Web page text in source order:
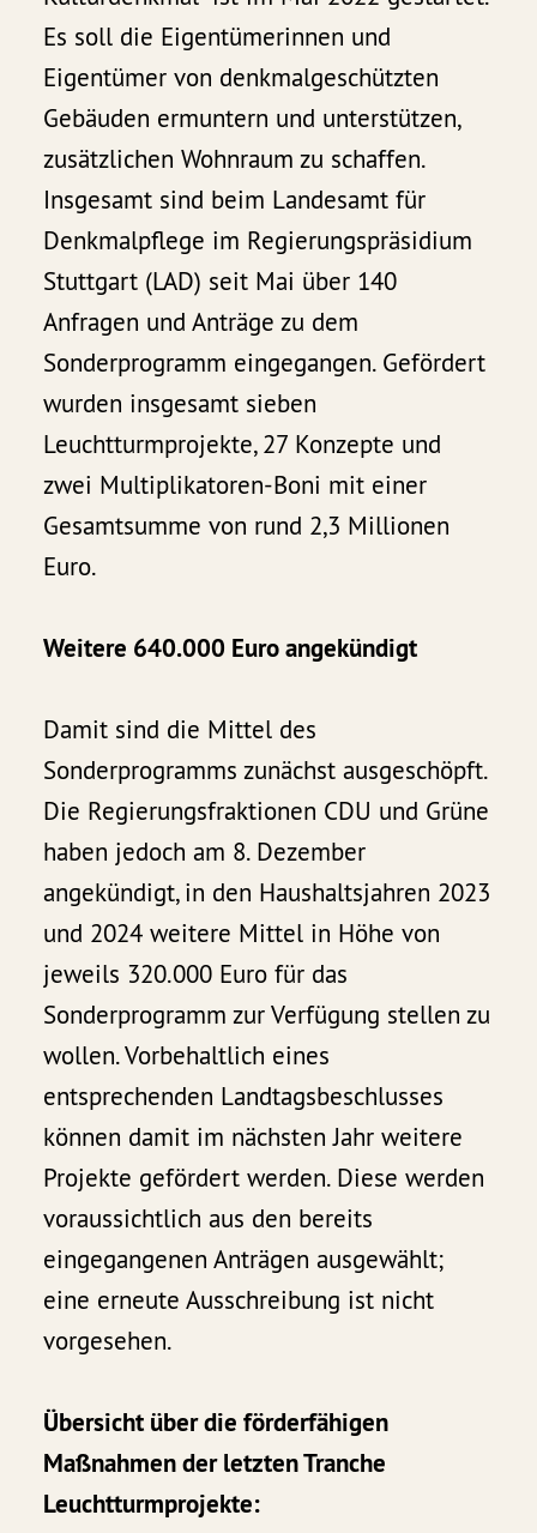
Es soll die Eigentümerinnen und
Eigentümer von denkmalgeschützten
Gebäuden ermuntern und unterstützen,
zusätzlichen Wohnraum zu schaffen.
Insgesamt sind beim Landesamt für
Denkmalpflege im Regierungspräsidium
Stuttgart (LAD) seit Mai über 140
Anfragen und Anträge zu dem
Sonderprogramm eingegangen. Gefördert
wurden insgesamt sieben
Leuchtturmprojekte, 27 Konzepte und
zwei Multiplikatoren-Boni mit einer
Gesamtsumme von rund 2,3 Millionen
Euro.
Weitere 640.000 Euro angekündigt
Damit sind die Mittel des
Sonderprogramms zunächst ausgeschöpft.
Die Regierungsfraktionen CDU und Grüne
haben jedoch am 8. Dezember
angekündigt, in den Haushaltsjahren 2023
und 2024 weitere Mittel in Höhe von
jeweils 320.000 Euro für das
Sonderprogramm zur Verfügung stellen zu
wollen. Vorbehaltlich eines
entsprechenden Landtagsbeschlusses
können damit im nächsten Jahr weitere
Projekte gefördert werden. Diese werden
voraussichtlich aus den bereits
eingegangenen Anträgen ausgewählt;
eine erneute Ausschreibung ist nicht
vorgesehen.
Übersicht über die förderfähigen
Maßnahmen der letzten Tranche
Leuchtturmprojekte: